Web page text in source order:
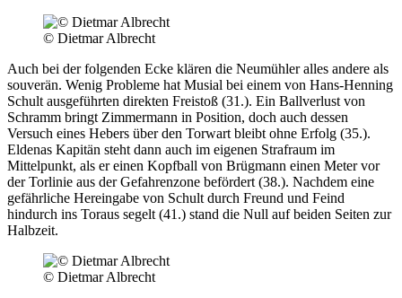
© Dietmar Albrecht
Auch bei der folgenden Ecke klären die Neumühler alles andere als
souverän. Wenig Probleme hat Musial bei einem von Hans-Henning
Schult ausgeführten direkten Freistoß (31.). Ein Ballverlust von
Schramm bringt Zimmermann in Position, doch auch dessen
Versuch eines Hebers über den Torwart bleibt ohne Erfolg (35.).
Eldenas Kapitän steht dann auch im eigenen Strafraum im
Mittelpunkt, als er einen Kopfball von Brügmann einen Meter vor
der Torlinie aus der Gefahrenzone befördert (38.). Nachdem eine
gefährliche Hereingabe von Schult durch Freund und Feind
hindurch ins Toraus segelt (41.) stand die Null auf beiden Seiten zur
Halbzeit.
© Dietmar Albrecht